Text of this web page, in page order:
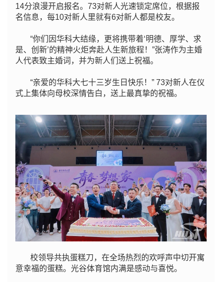
14分浪漫开启报名。73对新人光速锁定席位，根据报
名信息，每10对新人里就有6对新人都是校友。
“你们因华科大结缘，更将携带着‘明德、厚学、求
是、创新’的精神火炬奔赴人生新旅程！”张涛作为主婚
人代表致主婚词，并为新人们送上祝福。
“亲爱的华科大七十三岁生日快乐！” 73对新人在仪
式上集体向母校深情告白，送上最真挚的祝福。
校领导共执蛋糕刀，在全场热烈的欢呼声中切开寓
意幸福的蛋糕。光谷体育馆内满是感动与喜悦。